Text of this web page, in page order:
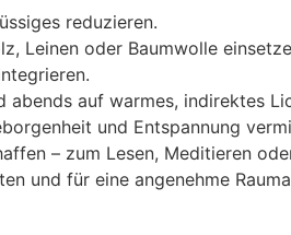
reduzieren.
Leinen oder Baumwolle
abends auf warmes, indirektes
und Entspannung
– zum Lesen, Meditieren
und für eine angenehme